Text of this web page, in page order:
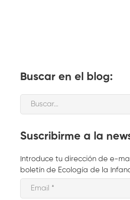
Buscar en el blog:
Suscribirme a la
Introduce tu dirección de e-
boletín de Ecología de la